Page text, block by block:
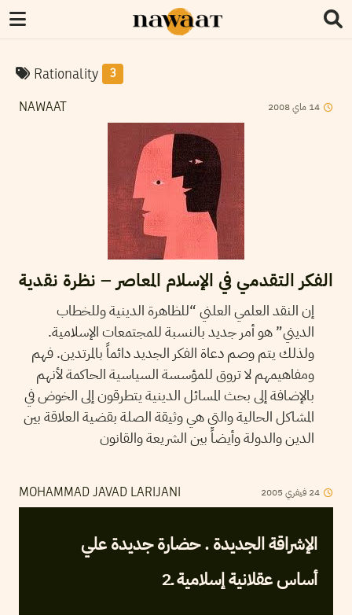
Rationality 3
NAWAAT 14 ماي2008
الفكر التقدمي في الإسلام المعاصر – نظرة نقدية
إن النقد العلمي العلني “للظاهرة الدينية وللخطاب
الديني” هو أمر جديد بالنسبة للمجتمعات الإسلامية.
ولذلك يتم وصم دعاة الفكر الجديد دائماً بالمرتدين. فهم
ومفاهيمهم لا تروق للمؤسسة السياسية الحاكمة لأنهم
بالإضافة إلى بحث المسائل الدينية يتطرقون إلى الخوض في
المشاكل الحالية والتي هي وثيقة الصلة بقضية العلاقة بين
الدين والدولة وأيضاً بين الشريعة والقانون
MOHAMMAD JAVAD LARIJANI 24 فيفري 2005
الإشراقة الجديدة . حضارة جديدة علي
أساس عقلانية إسلامية ـ2